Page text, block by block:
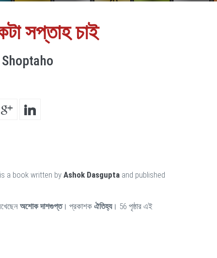
সপ্তাহ চাই
a book written by Ashok Dasgupta and published
অশোক দাশগুপ্ত। প্রকাশক ঐতিহ্য। 56 পৃষ্ঠার এই